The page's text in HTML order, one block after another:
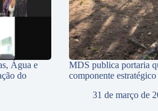
Água e
do
MDS publica portaria
componente
31 de março de